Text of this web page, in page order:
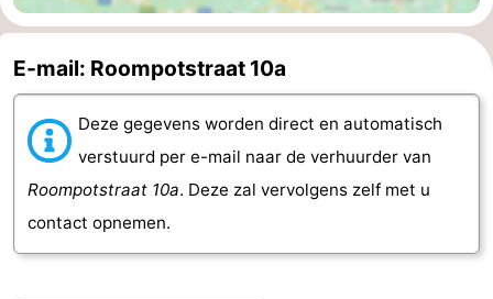
Het
Zwin
Contact
E-mail: Roompotstraat 10a
Deze gegevens worden direct en automatisch
verstuurd per e-mail naar de verhuurder van
Roompotstraat 10a. Deze zal vervolgens zelf met u
contact opnemen.